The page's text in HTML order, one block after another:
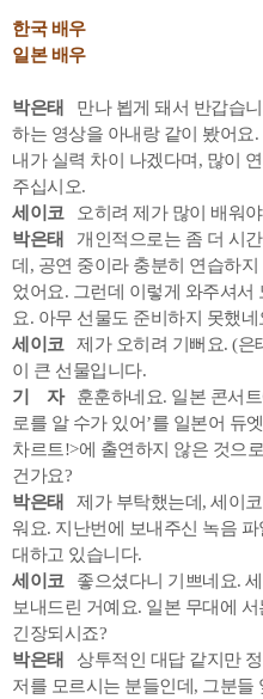
한국 배우
일본 배우
박은태
만나 뵙게 돼서 반갑습
하는 영상을 아내랑 같이 봤어요
내가 실력 차이 나겠다며, 많이
주십시오.
세이코 오히려 제가 많이 배워
박은태
개인적으로는 좀 더 시
데, 공연 중이라 충분히 연습하
었어요. 그런데 이렇게 와주셔서
요. 아무 선물도 준비하지 못했
세이코 제가 오히려 기뻐요. (은
이 큰 선물입니다.
기 자 훈훈하네요. 일본 콘서
로를 알 수가 있어’를 일본어 듀
차르트!>에 출연하지 않은 것으
건가요?
박은태
제가 부탁했는데, 세이
워요. 지난번에 보내주신 녹음 파
대하고 있습니다.
세이코 좋으셨다니 기쁘네요.
보내드린 거예요. 일본 무대에
긴장되시죠?
박은태
상투적인 대답 같지만
저를 모르시는 분들인데, 그분들